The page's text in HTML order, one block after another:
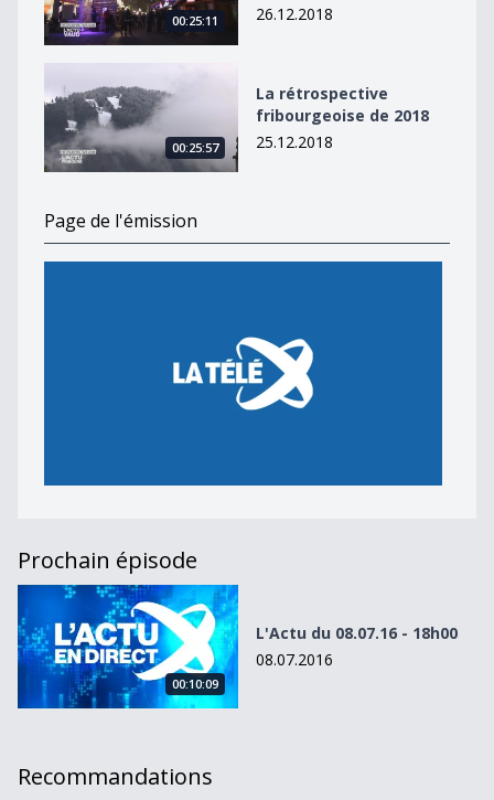
00:25:11
26.12.2018
00:25:57
La rétrospective
fribourgeoise de 2018
25.12.2018
Page de l'émission
Prochain épisode
L&#039;Actu du 08.07.16 - 18h00
00:10:09
L'Actu du 08.07.16 - 18h00
08.07.2016
Recommandations